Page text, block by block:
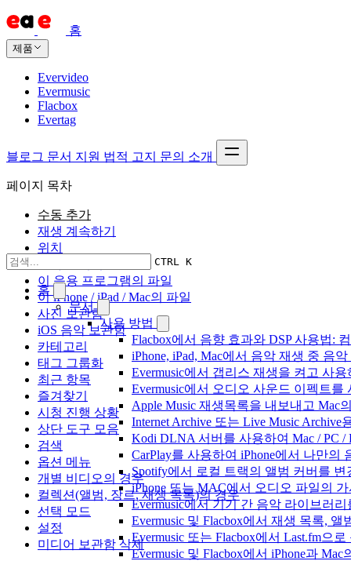
홈
제품
Evervideo
Evermusic
Flacbox
Evertag
블로그 문서 지원 법적 고지 문의 소개
CTRL K
홈
문서
사용 방법
Flacbox에서 음향 효과와 DSP 사용법:
iPhone, iPad, Mac에서 음악 재생 중 음
Evermusic에서 갭리스 재생을 켜고 사
Evermusic에서 오디오 사운드 이펙트
Apple Music 재생목록을 내보내고 Mac
Internet Archive 또는 Live Music
Kodi DLNA 서버를 사용하여 Mac / PC
CarPlay를 사용하여 iPhone에서 나만의
Spotify에서 로컬 트랙의 앨범 커버를
iPhone 또는 MAC에서 오디오 파일의
Evermusic에서 기기 간 음악 라이브러
Evermusic 및 Flacbox에서 재생 목록,
Evermusic 또는 Flacbox에서 Last.fm으
Evermusic 및 Flacbox에서 iPhone과
페이지 목차
수동 추가
재생 계속하기
위치
온라인 비디오
이 응용 프로그램의 파일
이 iPhone / iPad / Mac의 파일
사진 보관함
iOS 음악 보관함
카테고리
태그 그룹화
최근 항목
즐겨찾기
시청 진행 상황
상단 도구 모음
검색
옵션 메뉴
개별 비디오의 경우
컬렉션(앨범, 장르, 재생 목록)의 경우
선택 모드
설정
미디어 보관함 삭제